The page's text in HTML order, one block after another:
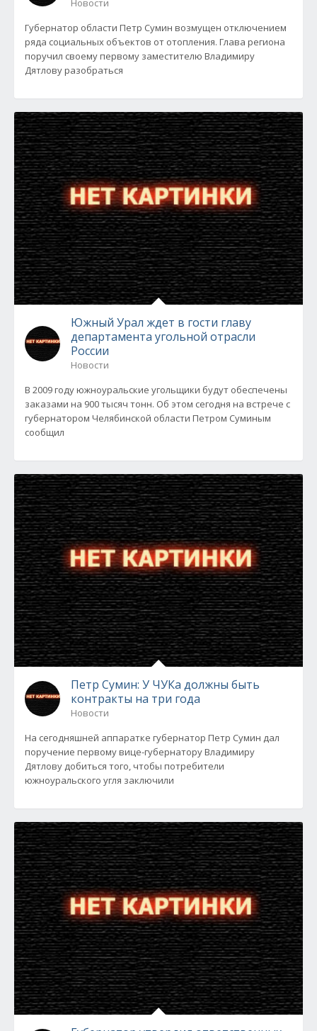
Новости
Губернатор области Петр Сумин возмущен отключением
ряда социальных объектов от отопления. Глава региона
поручил своему первому заместителю Владимиру
Дятлову разобраться
Южный Урал ждет в гости главу
департамента угольной отрасли
России
Новости
В 2009 году южноуральские угольщики будут обеспечены
заказами на 900 тысяч тонн. Об этом сегодня на встрече с
губернатором Челябинской области Петром Суминым
сообщил
Петр Сумин: У ЧУКа должны быть
контракты на три года
Новости
На сегодняшней аппаратке губернатор Петр Сумин дал
поручение первому вице-губернатору Владимиру
Дятлову добиться того, чтобы потребители
южноуральского угля заключили